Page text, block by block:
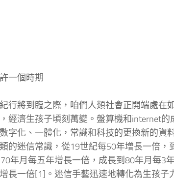
一個時期
將到臨之際，咱們人類社會正開端處在
經濟生孩子頃刻萬變。盤算機和internet的
字化、一體化，常識和科技的更換新的資
的迷信常識，從19世紀每50年增長一倍，
年月每五年增長一倍，成長到80年月每3
長一倍[1]。迷信手藝迅速地轉化為生孩子